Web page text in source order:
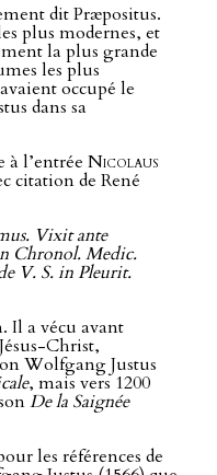
dit Præpositus.
plus modernes, et
la plus grande
les plus
occupé le
dans sa
à l’entrée Nicolaus
citation de René
Vixit ante
Chronol. Medic.
V. S. in Pleurit.
Il a vécu avant
Christ,
Wolfgang Justus
, mais vers 1200
De la Saignée
les références de